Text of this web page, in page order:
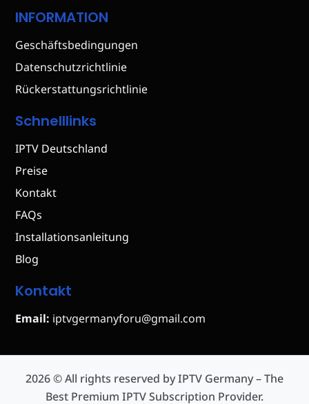
INFORMATION
Geschäftsbedingungen
Datenschutzrichtlinie
Rückerstattungsrichtlinie
Schnelllinks
IPTV Deutschland
Preise
Kontakt
FAQs
Installationsanleitung
Blog
Kontakt
Email: iptvgermanyforu@gmail.com
2026 © All rights reserved by IPTV Germany – The
Best Premium IPTV Subscription Provider.